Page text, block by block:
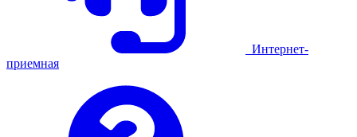
Интернет-
приемная